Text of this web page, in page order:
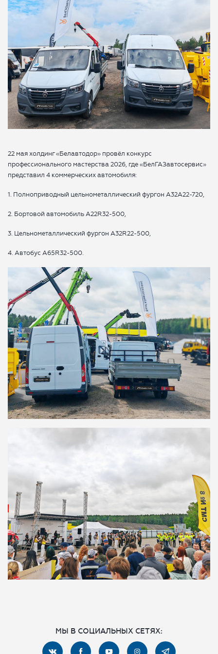
22 мая холдинг «Белавтодор» провёл конкурс
профессионального мастерства 2026, где «БелГАЗавтосервис»
представил 4 коммерческих автомобиля:
1. Полноприводный цельнометаллический фургон А32А22-720,
2. Бортовой автомобиль А22R32-500,
3. Цельнометаллический фургон А32R22-500,
4. Автобус A65R32-500.
МЫ В СОЦИАЛЬНЫХ СЕТЯХ:
ОТПРАВИТЬ
Какой автомобиль рассматриваете
Настоящим я подтверждаю свое ознакомление и
согласие на сбор, обработку, хранение и
получение рекламы.
ОТПРАВИТЬ ЗАЯВКУ